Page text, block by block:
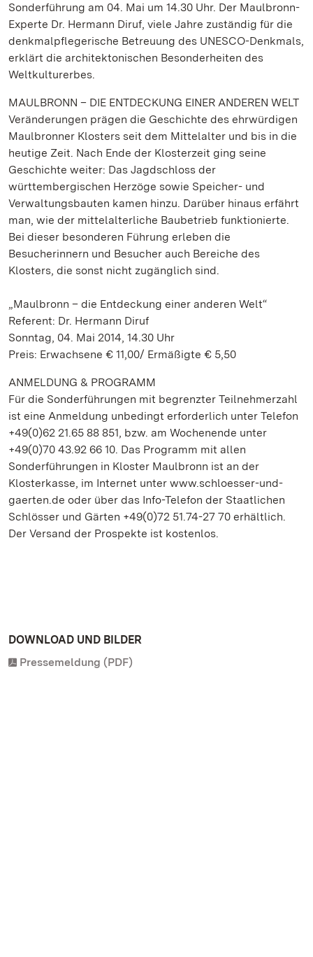
Sonderführung am 04. Mai um 14.30 Uhr. Der Maulbronn-
Experte Dr. Hermann Diruf, viele Jahre zuständig für die
denkmalpflegerische Betreuung des UNESCO-Denkmals,
erklärt die architektonischen Besonderheiten des
Weltkulturerbes.
MAULBRONN – DIE ENTDECKUNG EINER ANDEREN WELT
Veränderungen prägen die Geschichte des ehrwürdigen
Maulbronner Klosters seit dem Mittelalter und bis in die
heutige Zeit. Nach Ende der Klosterzeit ging seine
Geschichte weiter: Das Jagdschloss der
württembergischen Herzöge sowie Speicher- und
Verwaltungsbauten kamen hinzu. Darüber hinaus erfährt
man, wie der mittelalterliche Baubetrieb funktionierte.
Bei dieser besonderen Führung erleben die
Besucherinnern und Besucher auch Bereiche des
Klosters, die sonst nicht zugänglich sind.
„Maulbronn – die Entdeckung einer anderen Welt“
Referent: Dr. Hermann Diruf
Sonntag, 04. Mai 2014, 14.30 Uhr
Preis: Erwachsene € 11,00/ Ermäßigte € 5,50
ANMELDUNG & PROGRAMM
Für die Sonderführungen mit begrenzter Teilnehmerzahl
ist eine Anmeldung unbedingt erforderlich unter Telefon
+49(0)62 21.65 88 851, bzw. am Wochenende unter
+49(0)70 43.92 66 10. Das Programm mit allen
Sonderführungen in Kloster Maulbronn ist an der
Klosterkasse, im Internet unter www.schloesser-und-
gaerten.de oder über das Info-Telefon der Staatlichen
Schlösser und Gärten +49(0)72 51.74-27 70 erhältlich.
Der Versand der Prospekte ist kostenlos.
DOWNLOAD UND BILDER
Pressemeldung (PDF)